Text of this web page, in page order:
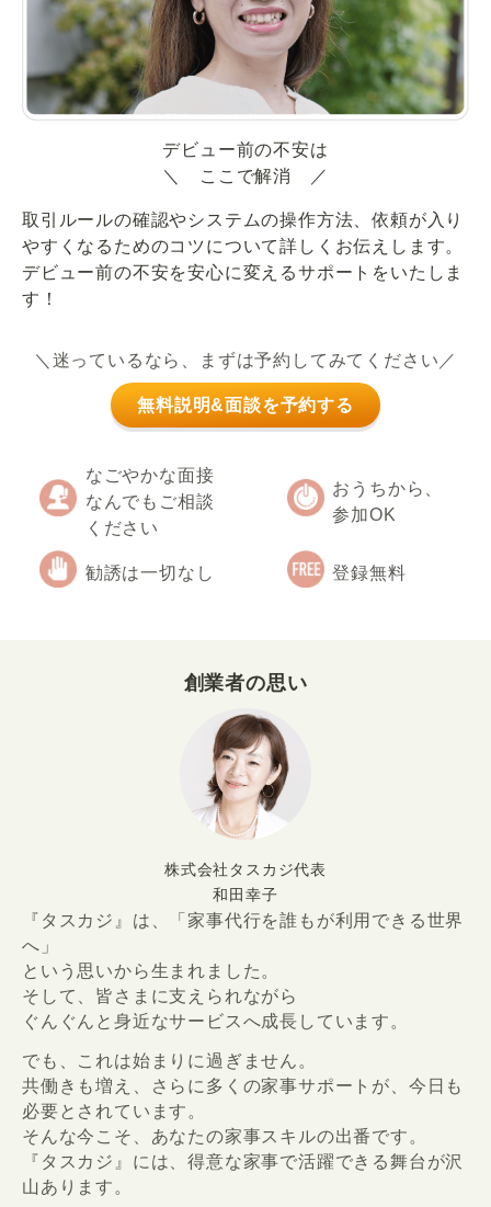
デビュー前の不安は
＼ ここで解消 ／
取引ルールの確認やシステムの操作方法、依頼が入り
やすくなるためのコツについて詳しくお伝えします。
デビュー前の不安を安心に変えるサポートをいたしま
す！
＼迷っているなら、まずは予約してみてください／
無料説明&面談を予約する
なごやかな面接
なんでもご相談
ください
おうちから、
参加OK
勧誘は一切なし 登録無料
創業者の思い
株式会社タスカジ代表
和田幸子
『タスカジ』は、「家事代行を誰もが利用できる世界
へ」
という思いから生まれました。
そして、皆さまに支えられながら
ぐんぐんと身近なサービスへ成長しています。
でも、これは始まりに過ぎません。
共働きも増え、さらに多くの家事サポートが、今日も
必要とされています。
そんな今こそ、あなたの家事スキルの出番です。
『タスカジ』には、得意な家事で活躍できる舞台が沢
山あります。